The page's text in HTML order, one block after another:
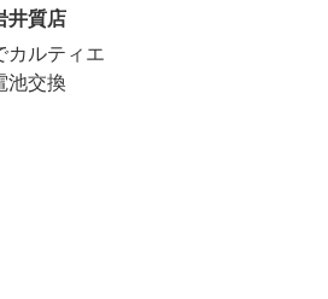
井質店
カルティエ
池交換